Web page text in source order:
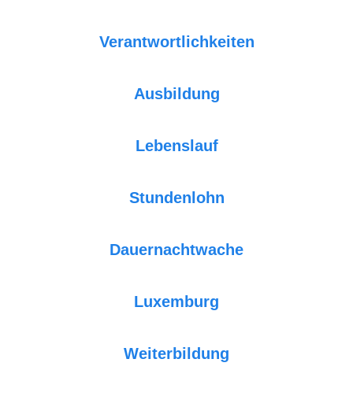
Verantwortlichkeiten
Ausbildung
Lebenslauf
Stundenlohn
Dauernachtwache
Luxemburg
Weiterbildung